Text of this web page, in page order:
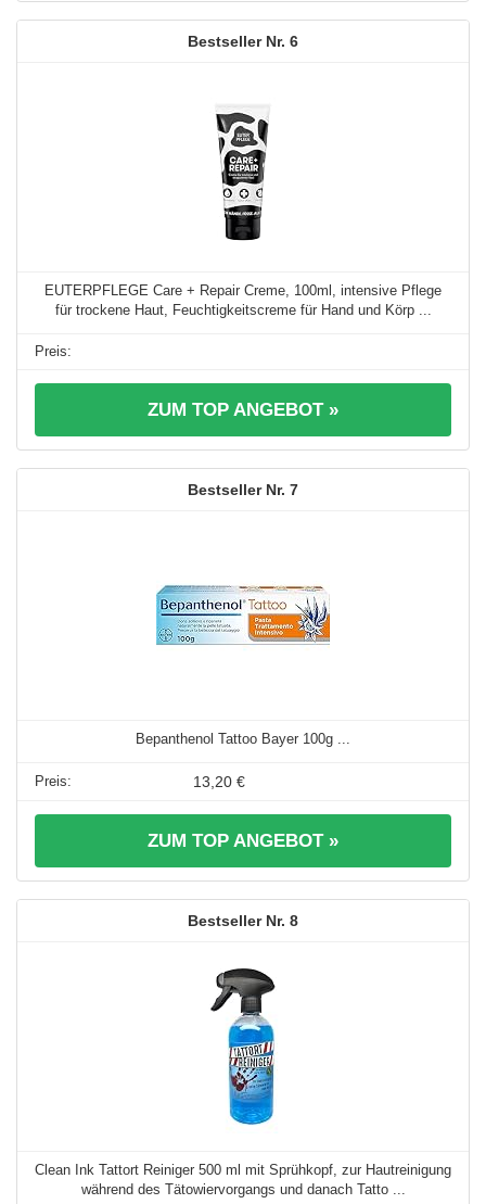
6
EUTERPFLEGE Care + Repair Creme, 100ml, intensive Pflege
für trockene Haut, Feuchtigkeitscreme für Hand und Körp ...
ZUM TOP ANGEBOT »
7
Bepanthenol Tattoo Bayer 100g ...
13,20 €
ZUM TOP ANGEBOT »
8
Clean Ink Tattort Reiniger 500 ml mit Sprühkopf, zur Hautreinigung
während des Tätowiervorgangs und danach Tatto ...